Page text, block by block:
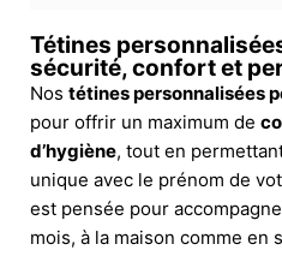
Tétines
sécurité, confort et
Nos tétines personnalisées
pour offrir un maximum de
d’hygiène, tout en
unique avec le prénom de
est pensée pour
mois, à la maison comme en